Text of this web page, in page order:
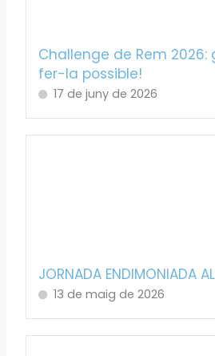
Challenge de Rem 2026:
fer-la possible!
17 de juny de 2026
JORNADA ENDIMONIADA
13 de maig de 2026